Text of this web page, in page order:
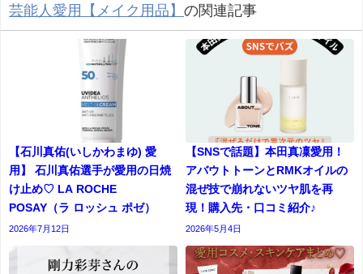
芸能人愛用【メイク用品】 の関連記事
【石川真佑(いしかわまゆ) 愛
用】 石川真佑選手が愛用の日焼
け止め♡ LA ROCHE
POSAY（ラ ロッシュ ポゼ）
2026年7月12日
【SNSで話題】本田真凜愛用！
アバウトトーンとRMKオイルの
混ぜ技で崩れないツヤ肌を再
現！購入先・口コミ紹介♪
2026年5月4日